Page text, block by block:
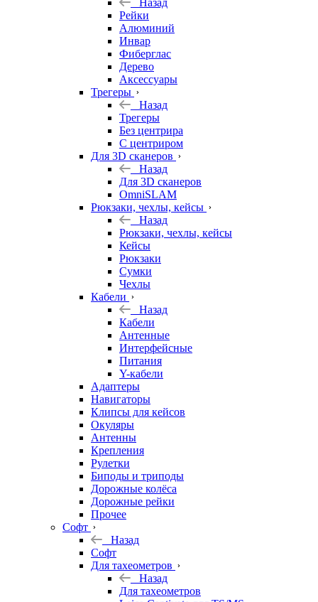
Назад
Рейки
Алюминий
Инвар
Фиберглас
Дерево
Аксессуары
Трегеры
Назад
Трегеры
Без центрира
С центриром
Для 3D сканеров
Назад
Для 3D сканеров
OmniSLAM
Рюкзаки, чехлы, кейсы
Назад
Рюкзаки, чехлы, кейсы
Кейсы
Рюкзаки
Сумки
Чехлы
Кабели
Назад
Кабели
Антенные
Интерфейсные
Питания
Y-кабели
Адаптеры
Навигаторы
Клипсы для кейсов
Окуляры
Антенны
Крепления
Рулетки
Биподы и триподы
Дорожные колёса
Дорожные рейки
Прочее
Софт
Назад
Софт
Для тахеометров
Назад
Для тахеометров